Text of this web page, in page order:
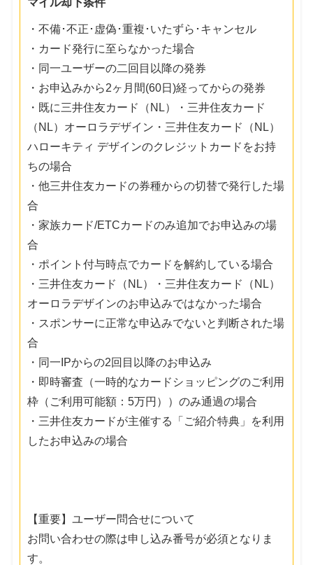
マイル却下条件
・不備･不正･虚偽･重複･いたずら･キャンセル
・カード発行に至らなかった場合
・同一ユーザーの二回目以降の発券
・お申込みから2ヶ月間(60日)経ってからの発券
・既に三井住友カード（NL）・三井住友カード
（NL）オーロラデザイン・三井住友カード（NL）
ハローキティ デザインのクレジットカードをお持
ちの場合
・他三井住友カードの券種からの切替で発行した場
合
・家族カード/ETCカードのみ追加でお申込みの場
合
・ポイント付与時点でカードを解約している場合
・三井住友カード（NL）・三井住友カード（NL）
オーロラデザインのお申込みではなかった場合
・スポンサーに正常な申込みでないと判断された場
合
・同一IPからの2回目以降のお申込み
・即時審査（一時的なカードショッピングのご利用
枠（ご利用可能額：5万円））のみ通過の場合
・三井住友カードが主催する「ご紹介特典」を利用
したお申込みの場合
【重要】ユーザー問合せについて
お問い合わせの際は申し込み番号が必須となりま
す。